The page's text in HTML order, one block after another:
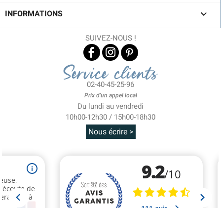
INFORMATIONS 
SUIVEZ-NOUS !
Service clients
02-40-45-25-96
Prix d'un appel local
Du lundi au vendredi
10h00-12h30 / 15h00-18h30
Nous écrire >